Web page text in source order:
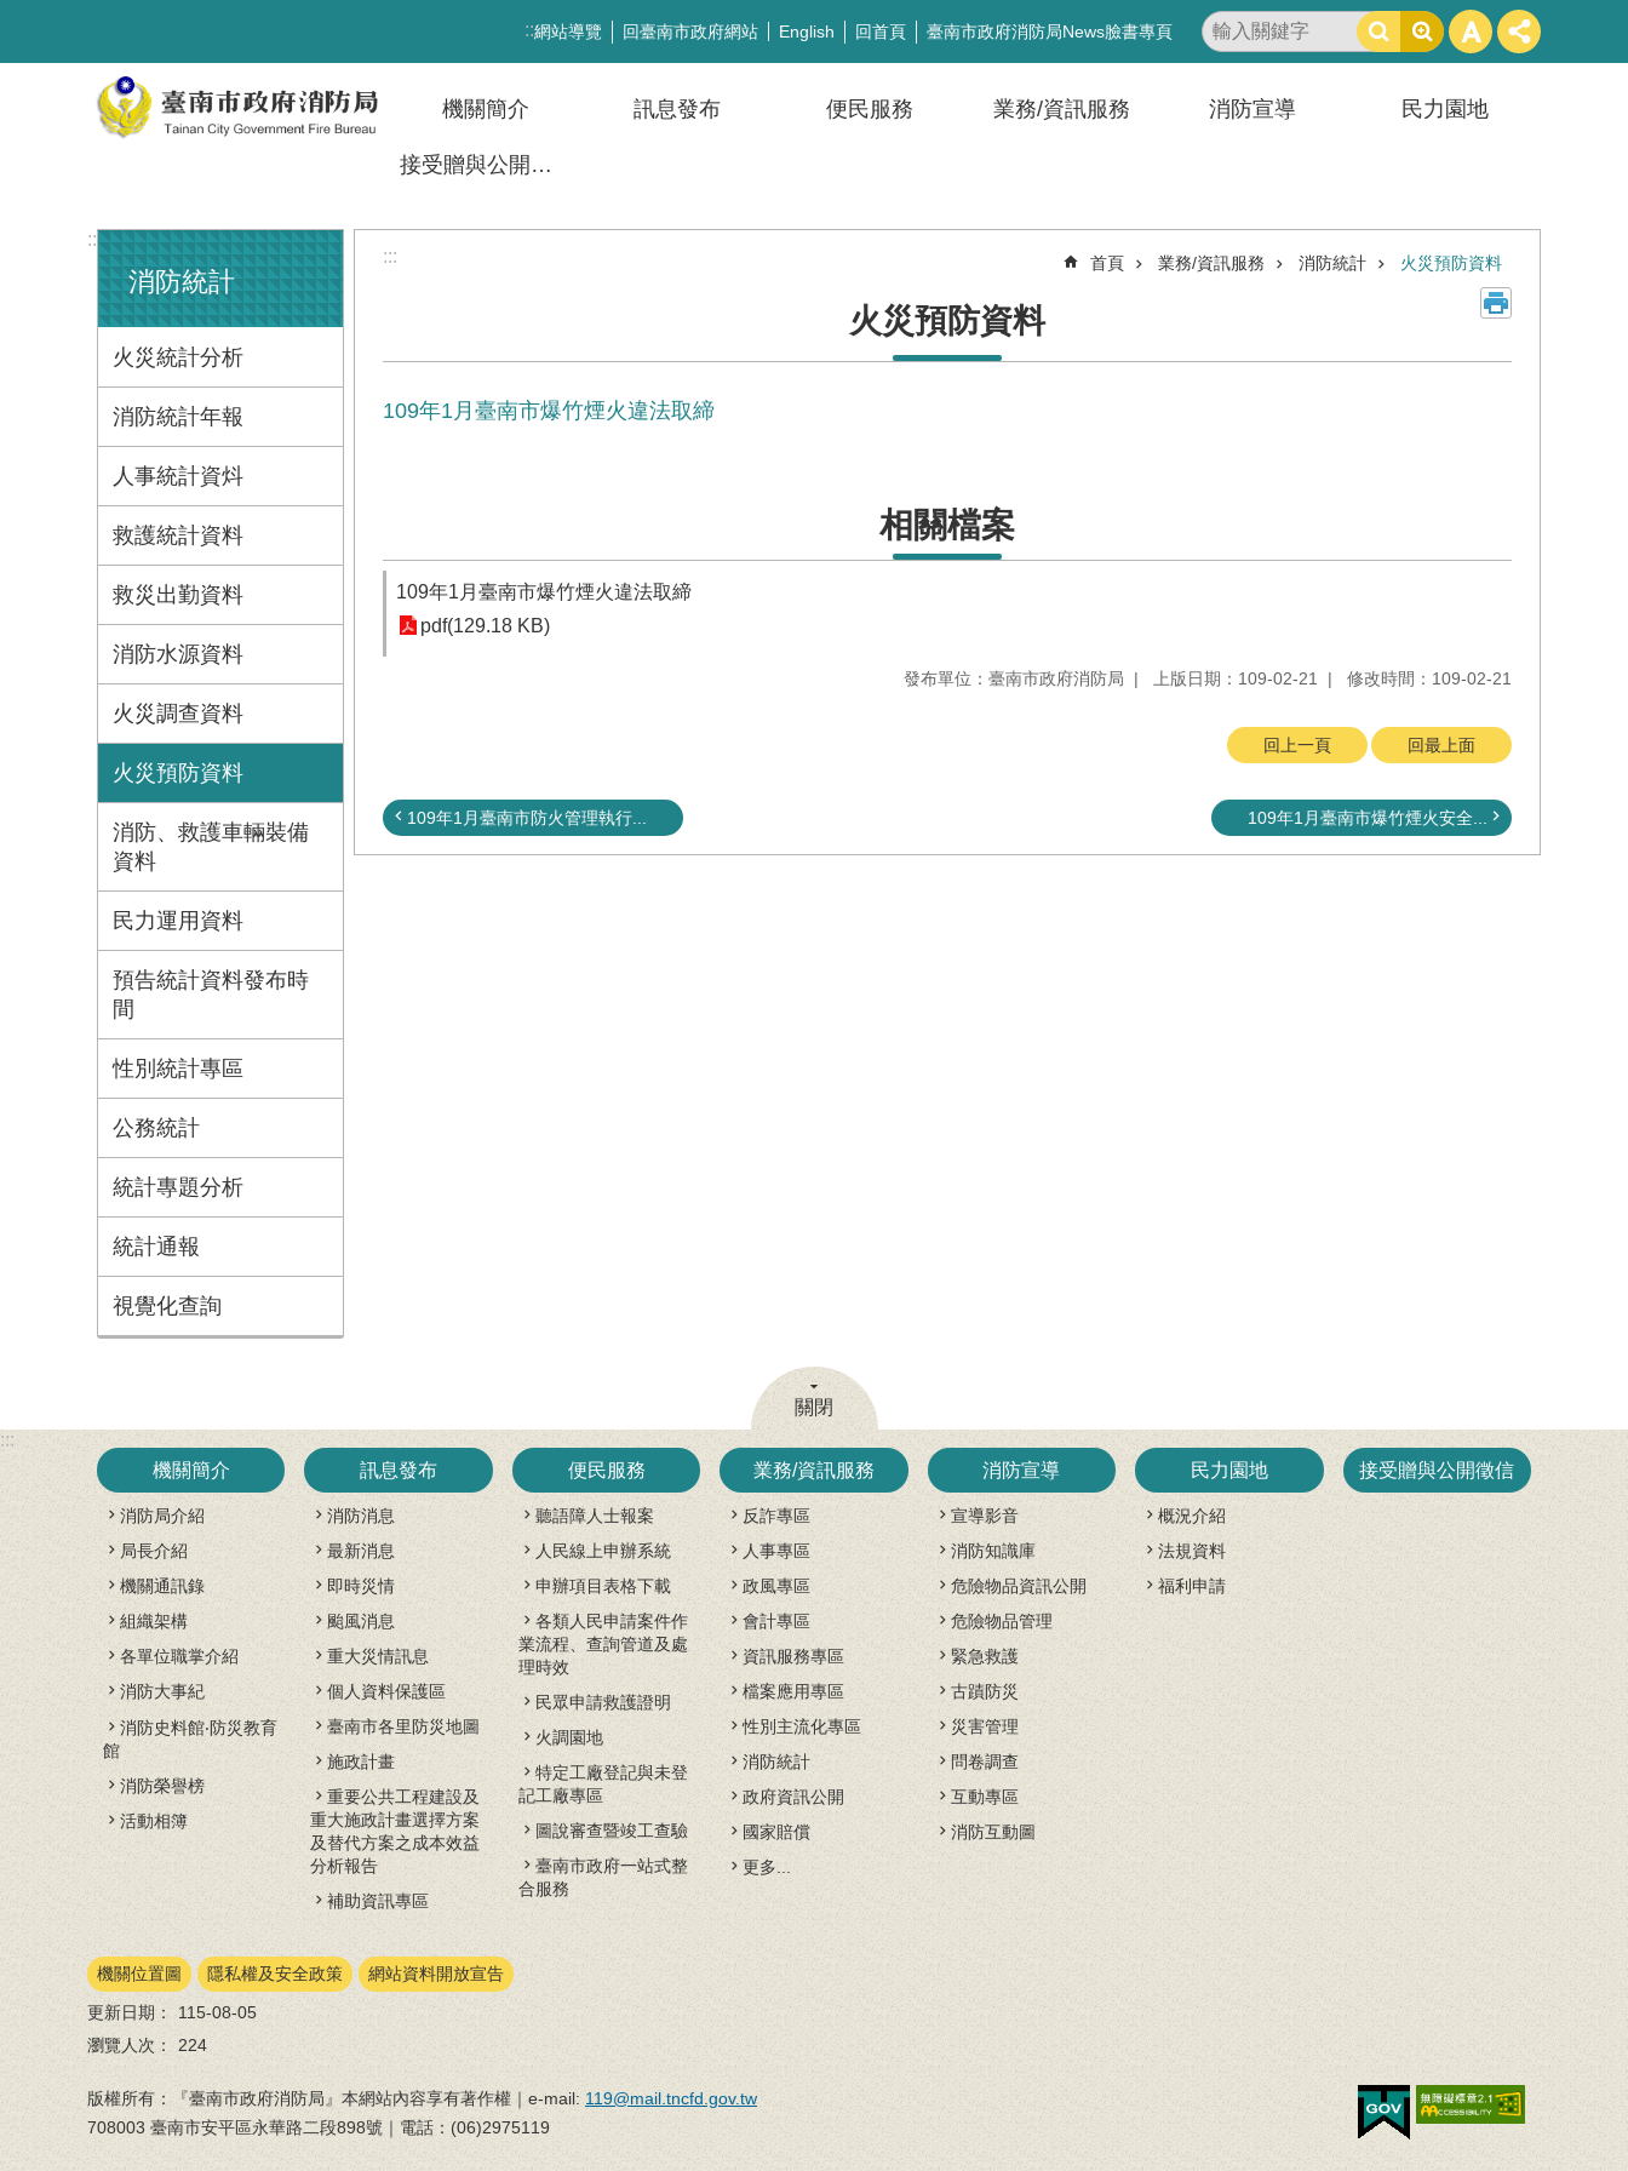
:::網站導覽 回臺南市政府網站 English 回首頁 臺南市政府消防局News臉書專頁
搜
尋
機關簡介 訊息發布 便民服務 業務/資訊服務 消防宣導 民力園地
接受贈與公開徵信
:::
消防統計
火災統計分析
消防統計年報
人事統計資炓
救護統計資料
救災出勤資料
消防水源資料
火災調查資料
火災預防資料
消防、救護車輛裝備
資料
民力運用資料
預告統計資料發布時
間
性別統計專區
公務統計
統計專題分析
統計通報
視覺化查詢
::: 首頁 業務/資訊服務 消防統計 火災預防資料
火災預防資料
109年1月臺南市爆竹煙火違法取締
相關檔案
109年1月臺南市爆竹煙火違法取締
pdf(129.18 KB)
發布單位：臺南市政府消防局 上版日期：109-02-21 修改時間：109-02-21
回上一頁 回最上面
109年1月臺南市防火管理執行... 109年1月臺南市爆竹煙火安全...
關閉
:::
機關簡介
消防局介紹
局長介紹
機關通訊錄
組織架構
各單位職掌介紹
消防大事紀
消防史料館‧防災教育
館
消防榮譽榜
活動相簿
訊息發布
消防消息
最新消息
即時災情
颱風消息
重大災情訊息
個人資料保護區
臺南市各里防災地圖
施政計畫
重要公共工程建設及
重大施政計畫選擇方案
及替代方案之成本效益
分析報告
補助資訊專區
便民服務
聽語障人士報案
人民線上申辦系統
申辦項目表格下載
各類人民申請案件作
業流程、查詢管道及處
理時效
民眾申請救護證明
火調園地
特定工廠登記與未登
記工廠專區
圖說審查暨竣工查驗
臺南市政府一站式整
合服務
業務/資訊服務
反詐專區
人事專區
政風專區
會計專區
資訊服務專區
檔案應用專區
性別主流化專區
消防統計
政府資訊公開
國家賠償
更多...
消防宣導
宣導影音
消防知識庫
危險物品資訊公開
危險物品管理
緊急救護
古蹟防災
災害管理
問卷調查
互動專區
消防互動圖
民力園地
概況介紹
法規資料
福利申請
接受贈與公開徵信
機關位置圖 隱私權及安全政策
網站資料開放宣告
更新日期： 115-08-05
瀏覽人次： 224
版權所有：『臺南市政府消防局』本網站內容享有著作權｜e-mail: 119@mail.tncfd.gov.tw
708003 臺南市安平區永華路二段898號｜電話：(06)2975119